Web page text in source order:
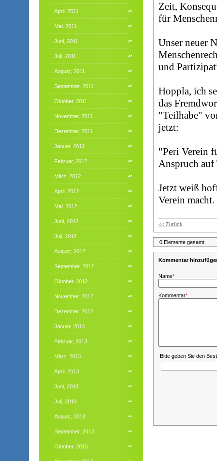
April, 2011
Mai, 2011
Juni, 2011
Juli, 2011
August, 2011
September, 2011
Oktober, 2011
November, 2011
Dezember, 2011
Januar, 2012
Februar, 2012
März, 2012
April, 2012
Mai, 2012
Juni, 2012
Juli, 2012
August, 2012
September, 2012
Oktober, 2012
November, 2012
Dezember, 2012
Januar, 2013
Februar, 2013
März, 2013
April, 2013
Juni, 2013
Juli, 2013
August, 2013
September, 2013
Oktober, 2013
Zeit,
für
Unser neuer
und
Hoppla, ich
das
"Teilhabe"
jetzt:
"Peri Verein
Anspruch auf
Jetzt weiß
Verein macht.
<< Zurück
0 Elemente gesamt
Kommentar
Name*
Kommentar*
Bitte geben Sie den